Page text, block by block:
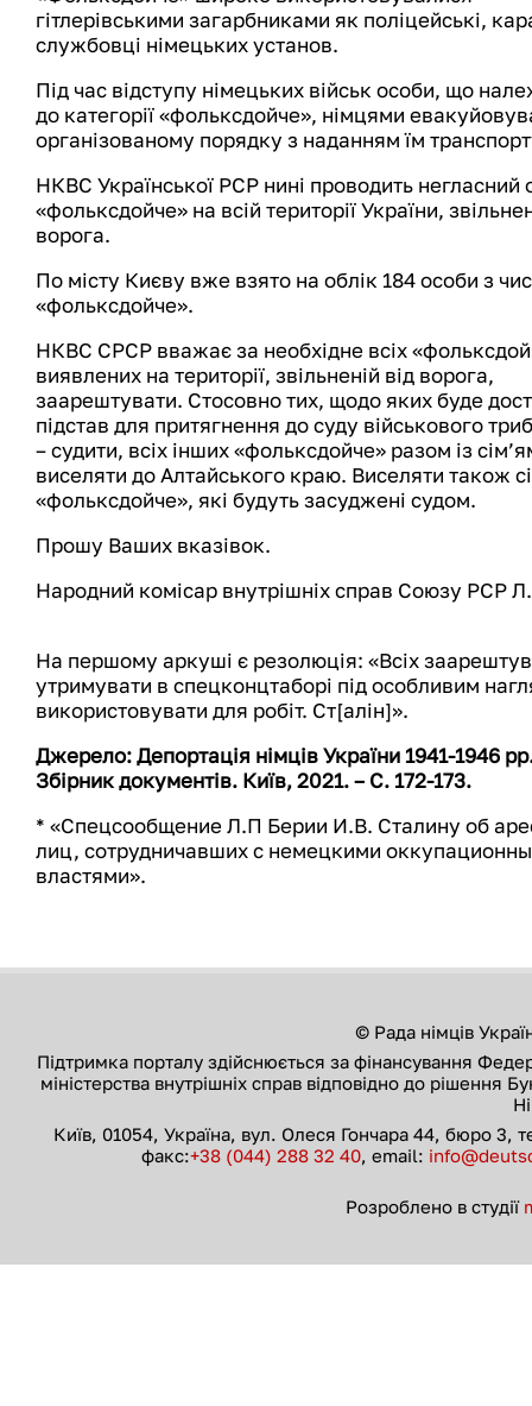
гітлерівськими загарбниками як поліцейські,
службовці німецьких установ.
Під час відступу німецьких військ особи, що
до категорії «фольксдойче», німцями
організованому порядку з наданням їм
НКВС Української РСР нині проводить негласний
«фольксдойче» на всій території України,
ворога.
По місту Києву вже взято на облік 184 особи з
«фольксдойче».
НКВС СРСР вважає за необхідне всіх
виявлених на території, звільненій від ворога,
заарештувати. Стосовно тих, щодо яких буде
підстав для притягнення до суду військового
– судити, всіх інших «фольксдойче» разом із
виселяти до Алтайського краю. Виселяти також
«фольксдойче», які будуть засуджені судом.
Прошу Ваших вказівок.
Народний комісар внутрішніх справ Союзу РСР
На першому аркуші є резолюція: «Всіх
утримувати в спецконцтаборі під особливим
використовувати для робіт. Ст[алін]».
Джерело: Депортація німців України 1941-1946
Збірник документів. Київ, 2021. – С. 172-173.
* «Спецсообщение Л.П Берии И.В. Сталину об
лиц, сотрудничавших с немецкими
властями».
© Рада німців
Підтримка порталу здійснюється за фінансування
міністерства внутрішніх справ відповідно до рішення
Київ, 01054, Україна, вул. Олеся Гончара 44, бюро 3,
факс:+38 (044) 288 32 40, email:
Розроблено в студії